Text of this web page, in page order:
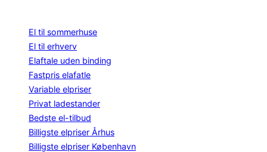
El til sommerhuse
El til erhverv
Elaftale uden binding
Fastpris elafatle
Variable elpriser
Privat ladestander
Bedste el-tilbud
Billigste elpriser Århus
Billigste elpriser København